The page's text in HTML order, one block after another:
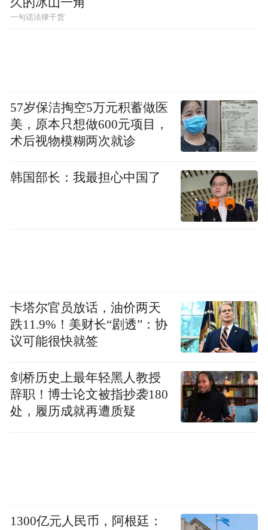
一句话法律干货
57岁保洁掏空5万元积蓄做医
美，原本只想做600元项目，
术后视物模糊两次就诊
韩国部长：我最担心中国了
卡塔尔官员放话，油价两天
跌11.9%！美财长“剧透”：协
议可能很快就签
剑桥历史上最年轻黑人教授
辞职！博士论文被指抄袭180
处，履历成就再遭质疑
1300亿元人民币，阿根廷：